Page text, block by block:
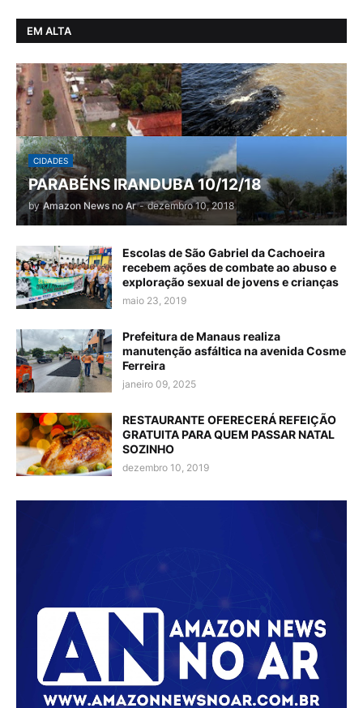
EM ALTA
CIDADES
PARABÉNS IRANDUBA 10/12/18
by Amazon News no Ar - dezembro 10, 2018
Escolas de São Gabriel da Cachoeira
recebem ações de combate ao abuso e
exploração sexual de jovens e crianças
maio 23, 2019
Prefeitura de Manaus realiza
manutenção asfáltica na avenida Cosme
Ferreira
janeiro 09, 2025
RESTAURANTE OFERECERÁ REFEIÇÃO
GRATUITA PARA QUEM PASSAR NATAL
SOZINHO
dezembro 10, 2019